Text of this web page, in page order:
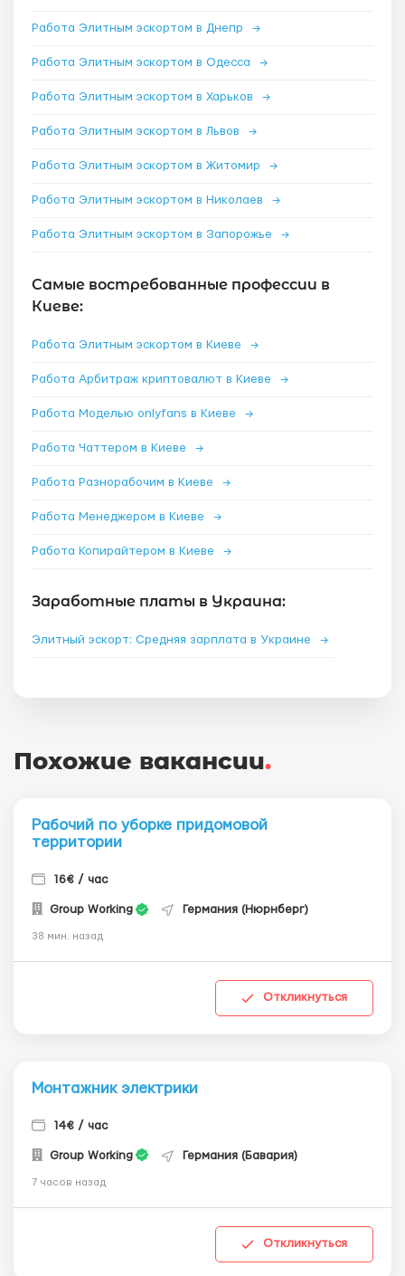
Работа Элитным эскортом в Днепр →
Работа Элитным эскортом в Одесса →
Работа Элитным эскортом в Харьков →
Работа Элитным эскортом в Львов →
Работа Элитным эскортом в Житомир →
Работа Элитным эскортом в Николаев →
Работа Элитным эскортом в Запорожье →
Самые востребованные профессии в
Киеве:
Работа Элитным эскортом в Киеве →
Работа Арбитраж криптовалют в Киеве →
Работа Моделью onlyfans в Киеве →
Работа Чаттером в Киеве →
Работа Разнорабочим в Киеве →
Работа Менеджером в Киеве →
Работа Копирайтером в Киеве →
Заработные платы в Украина:
Элитный эскорт: Средняя зарплата в Украине →
Похожие вакансии.
Рабочий по уборке придомовой
территории
16€ / час
Group Working Германия (Нюрнберг)
38 мин. назад
Откликнуться
Монтажник электрики
14€ / час
Group Working Германия (Бавария)
7 часов назад
Откликнуться